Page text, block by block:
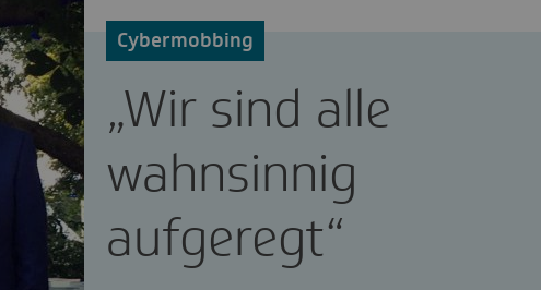
Cybermobbing
„Wir sind alle
wahnsinnig
aufgeregt“